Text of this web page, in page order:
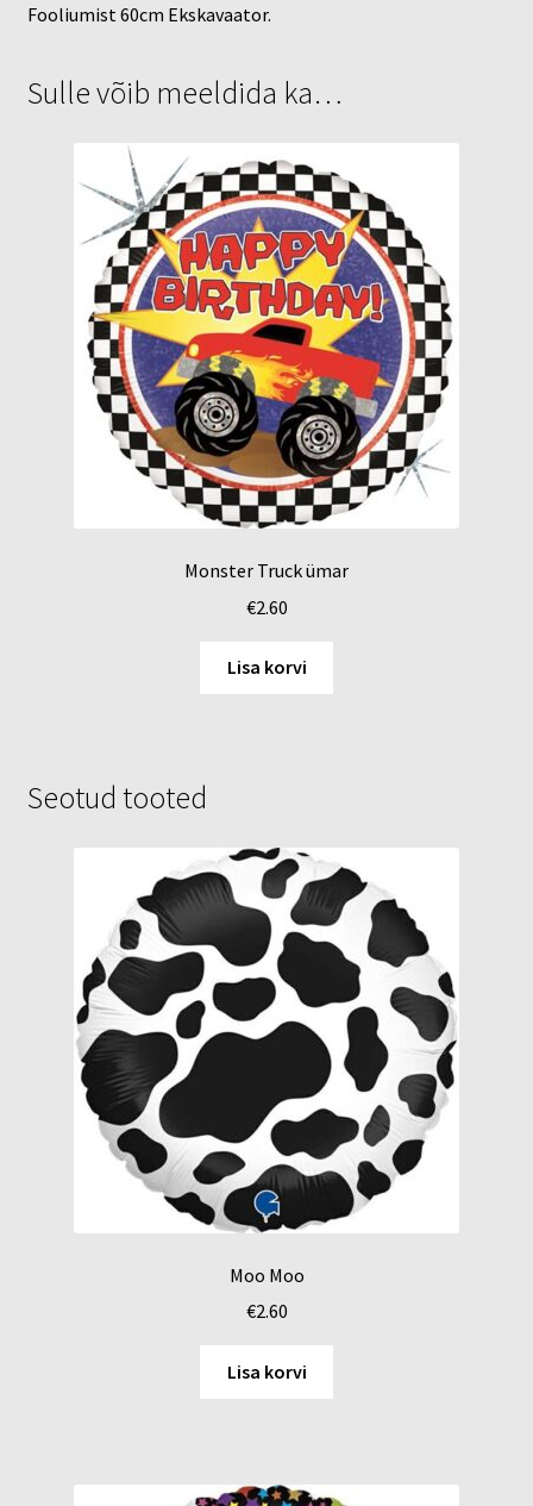
Fooliumist 60cm Ekskavaator.
Sulle võib meeldida ka…
Monster Truck ümar
€2.60
Lisa korvi
Seotud tooted
Moo Moo
€2.60
Lisa korvi